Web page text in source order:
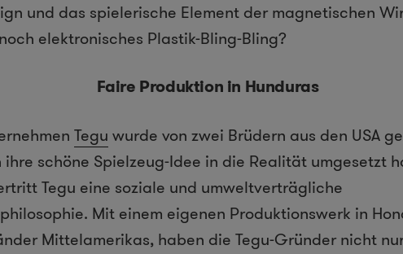
und das spielerische Element der magnetischen
elektronisches Plastik-Bling-Bling?
Faire Produktion in Hunduras
Tegu wurde von zwei Brüdern aus den USA
schöne Spielzeug-Idee in die Realität umgesetzt
Tegu eine soziale und umweltverträgliche
Mit einem eigenen Produktionswerk in
Mittelamerikas, haben die Tegu-Gründer nicht